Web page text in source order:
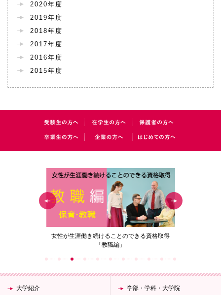
2020年度
2019年度
2018年度
2017年度
2016年度
2015年度
女性が生涯働き続けることのできる資格取得
「教職編」
大学紹介 学部・学科・大学院